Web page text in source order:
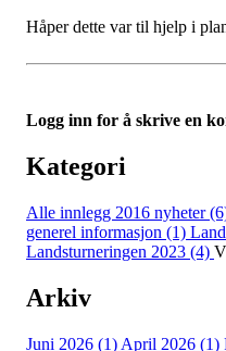
Håper dette var til hjelp i
Logg inn for å skrive en
Kategori
Alle innlegg 2016 nyheter
generel informasjon (1)
Landsturneringen 2023 (4)
Arkiv
Juni 2026 (1) April 2026 (1)